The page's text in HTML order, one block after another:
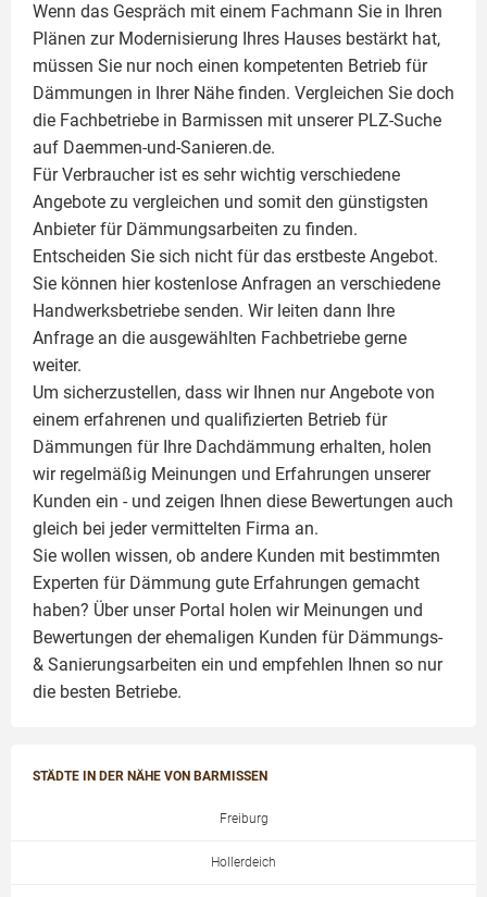
Wenn das Gespräch mit einem Fachmann Sie in Ihren
Plänen zur Modernisierung Ihres Hauses bestärkt hat,
müssen Sie nur noch einen kompetenten Betrieb für
Dämmungen in Ihrer Nähe finden. Vergleichen Sie doch
die Fachbetriebe in Barmissen mit unserer PLZ-Suche
auf Daemmen-und-Sanieren.de.
Für Verbraucher ist es sehr wichtig verschiedene
Angebote zu vergleichen und somit den günstigsten
Anbieter für Dämmungsarbeiten zu finden.
Entscheiden Sie sich nicht für das erstbeste Angebot.
Sie können hier kostenlose Anfragen an verschiedene
Handwerksbetriebe senden. Wir leiten dann Ihre
Anfrage an die ausgewählten Fachbetriebe gerne
weiter.
Um sicherzustellen, dass wir Ihnen nur Angebote von
einem erfahrenen und qualifizierten Betrieb für
Dämmungen für Ihre Dachdämmung erhalten, holen
wir regelmäßig Meinungen und Erfahrungen unserer
Kunden ein - und zeigen Ihnen diese Bewertungen auch
gleich bei jeder vermittelten Firma an.
Sie wollen wissen, ob andere Kunden mit bestimmten
Experten für Dämmung gute Erfahrungen gemacht
haben? Über unser Portal holen wir Meinungen und
Bewertungen der ehemaligen Kunden für Dämmungs-
& Sanierungsarbeiten ein und empfehlen Ihnen so nur
die besten Betriebe.
STÄDTE IN DER NÄHE VON BARMISSEN
Freiburg
Hollerdeich